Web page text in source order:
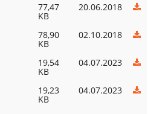
77,47
KB
20.06.2018
78,90
KB
02.10.2018
19,54
KB
04.07.2023
19,23
KB
04.07.2023